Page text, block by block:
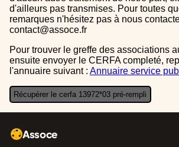
d'ailleurs pas transmises. Pour toutes
remarques n'hésitez pas à nous
contact@assoce.fr
Pour trouver le greffe des associations auquel vous devrez
ensuite envoyer le CERFA completé,
l'annuaire suivant : Annuaire service
Récupérer le cerfa 13972*03 pré-rempli
Assoce